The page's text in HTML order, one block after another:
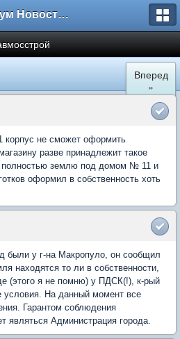
Форум Новостройки
Вперед
»
корпус не сможет оформить
разве принадлежит такое
полностью землю под домом № 11 и
оформил в собственность хоть
были у г-на Макропуло, он сообщил
находятся то ли в собственности,
(этого я не помню) у ПДСК(!), к-рый
условия. На данный момент все
Гарантом соблюдения
являться Администрация города.